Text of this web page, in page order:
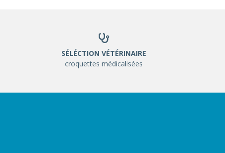
SÉLÉCTION VÉTÉRINAIRE
croquettes médicalisées